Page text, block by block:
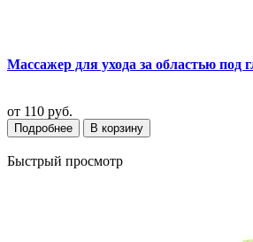
Массажер для ухода за областью под
от 110 руб.
Подробнее В корзину
Быстрый просмотр